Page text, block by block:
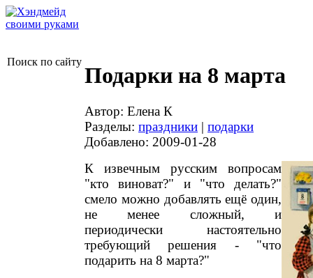
Поиск по сайту
Подарки на 8 марта
Автор: Елена К
Разделы: праздники | подарки
Добавлено: 2009-01-28
К извечным русским вопросам
"кто виноват?" и "что делать?"
смело можно добавлять ещё один,
не менее сложный, и
периодически настоятельно
требующий решения - "что
подарить на 8 марта?"